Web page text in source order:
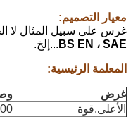
معيار التصميم:
غرس على سبيل المثال لا
BS EN ، SAE ...إلخ.
المعلمة الرئيسية:
غرض
الأعلى.قوة
5000 كجم